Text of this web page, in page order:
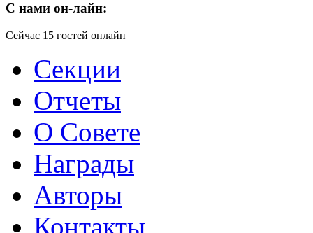
C нами он-лайн:
Сейчас 15 гостей онлайн
Секции
Отчеты
О Совете
Награды
Авторы
Контакты